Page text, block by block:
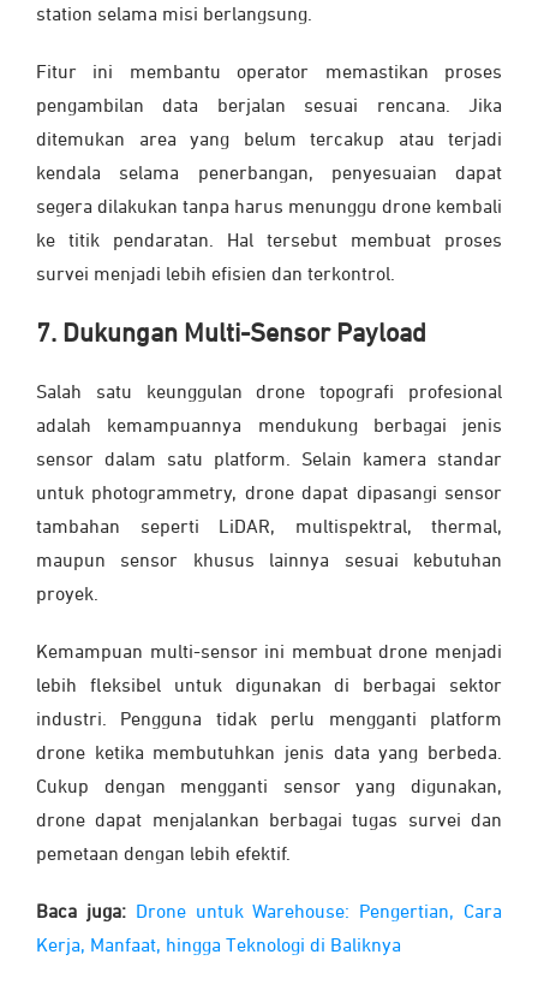
station selama misi berlangsung.
Fitur ini membantu operator memastikan proses
pengambilan data berjalan sesuai rencana. Jika
ditemukan area yang belum tercakup atau terjadi
kendala selama penerbangan, penyesuaian dapat
segera dilakukan tanpa harus menunggu drone kembali
ke titik pendaratan. Hal tersebut membuat proses
survei menjadi lebih efisien dan terkontrol.
7. Dukungan Multi-Sensor Payload
Salah satu keunggulan drone topografi profesional
adalah kemampuannya mendukung berbagai jenis
sensor dalam satu platform. Selain kamera standar
untuk photogrammetry, drone dapat dipasangi sensor
tambahan seperti LiDAR, multispektral, thermal,
maupun sensor khusus lainnya sesuai kebutuhan
proyek.
Kemampuan multi-sensor ini membuat drone menjadi
lebih fleksibel untuk digunakan di berbagai sektor
industri. Pengguna tidak perlu mengganti platform
drone ketika membutuhkan jenis data yang berbeda.
Cukup dengan mengganti sensor yang digunakan,
drone dapat menjalankan berbagai tugas survei dan
pemetaan dengan lebih efektif.
Baca juga:
Drone untuk Warehouse: Pengertian, Cara
Kerja, Manfaat, hingga Teknologi di Baliknya